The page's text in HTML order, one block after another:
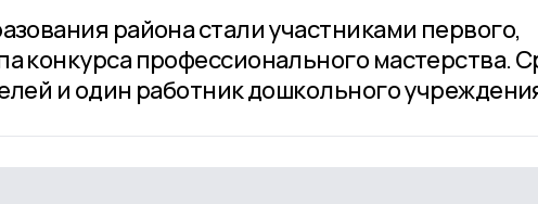
района стали участниками первого,
конкурса профессионального мастерства.
и один работник дошкольного